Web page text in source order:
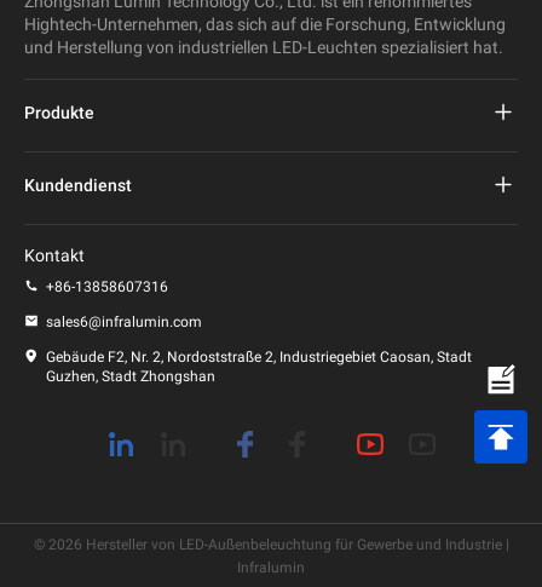
Hightech-Unternehmen, das sich auf die Forschung, Entwicklung
und Herstellung von industriellen LED-Leuchten spezialisiert hat.
Produkte
LED-Pfostenleuchte
Kundendienst
Datenschutz-Bestimmungen
Kontakt
+86-13858607316
sales6@infralumin.com
Gebäude F2, Nr. 2, Nordoststraße 2, Industriegebiet Caosan, Stadt
Guzhen, Stadt Zhongshan
© 2026 Hersteller von LED-Außenbeleuchtung für Gewerbe und Industrie |
Infralumin